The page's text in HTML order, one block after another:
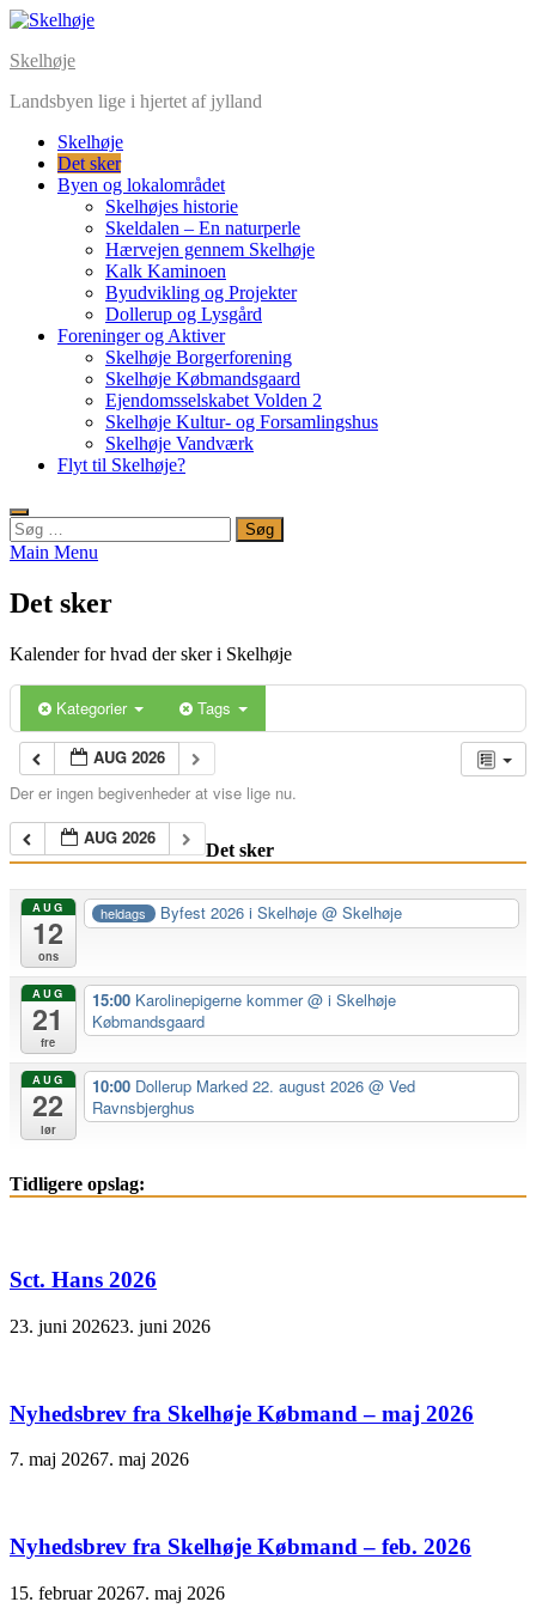
Skip
content
Skelhøje
Landsbyen lige i hjertet af jylland
Skelhøje
Det sker
Byen og lokalområdet
Skelhøjes historie
Skeldalen – En naturperle
Hærvejen gennem Skelhøje
Kalk Kaminoen
Byudvikling og Projekter
Dollerup og Lysgård
Foreninger og Aktiver
Skelhøje Borgerforening
Skelhøje Købmandsgaard
Ejendomsselskabet Volden 2
Skelhøje Kultur- og Forsamlingshus
Skelhøje Vandværk
Flyt til Skelhøje?
Søg
efter:
Main Menu
Det sker
Kalender for hvad der sker i Skelhøje
Kategorier Tags
AUG 2026
Der er ingen begivenheder at vise lige nu.
AUG 2026
Det sker
AUG
12
ons
heldags Byfest 2026 i Skelhøje@ Skelhøje
AUG
21
fre
15:00 Karolinepigerne kommer@ i Skelhøje
Købmandsgaard
AUG
22
lør
10:00 Dollerup Marked 22. august 2026 @ Ved
Ravnsbjerghus
Tidligere opslag:
Sct. Hans 2026
23. juni 202623. juni 2026
Nyhedsbrev fra Skelhøje Købmand – maj 2026
7. maj 20267. maj 2026
Nyhedsbrev fra Skelhøje Købmand – feb. 2026
15. februar 20267. maj 2026